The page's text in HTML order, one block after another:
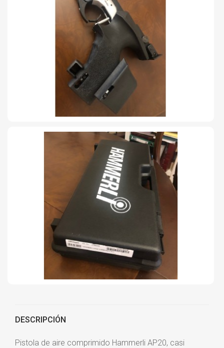
DESCRIPCIÓN
Pistola de aire comprimido Hammerli AP20, casi